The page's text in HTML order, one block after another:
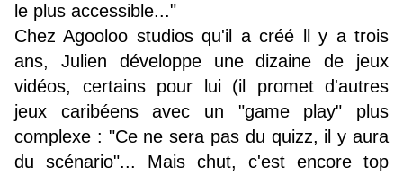
le plus accessible..."
Chez Agooloo studios qu'il a créé ll y a trois
ans, Julien développe une dizaine de jeux
vidéos, certains pour lui (il promet d'autres
jeux caribéens avec un "game play" plus
complexe : "Ce ne sera pas du quizz, il y aura
du scénario"... Mais chut, c'est encore top